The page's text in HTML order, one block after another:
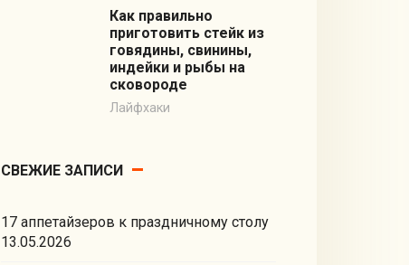
Как правильно
приготовить стейк из
говядины, свинины,
индейки и рыбы на
сковороде
Лайфхаки
СВЕЖИЕ ЗАПИСИ
17 аппетайзеров к праздничному столу
13.05.2026